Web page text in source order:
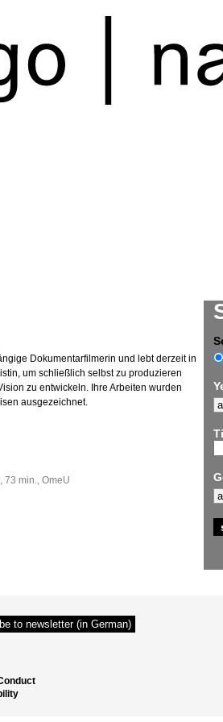
Dokumentarfilmerin und lebt derzeit in
um schließlich selbst zu produzieren
zu entwickeln. Ihre Arbeiten wurden
ausgezeichnet.
73 min., OmeU